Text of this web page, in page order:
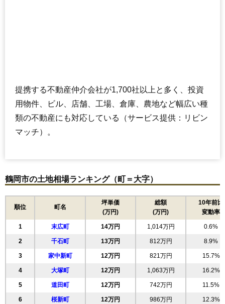
提携する不動産仲介会社が1,700社以上と多く、投資
用物件、ビル、店舗、工場、倉庫、農地など幅広い種
類の不動産にも対応している（サービス提供：リビン
マッチ）。
鶴岡市の土地相場ランキング（町＝大字）
順位 町名
坪単価
(万円)
総額
(万円)
10年前比
変動率
1 末広町 14万円 1,014万円 0.6%
2 千石町 13万円 812万円 8.9%
3 家中新町 12万円 821万円 15.7%
4 大塚町 12万円 1,063万円 16.2%
5 道田町 12万円 742万円 11.5%
6 桜新町 12万円 986万円 12.3%